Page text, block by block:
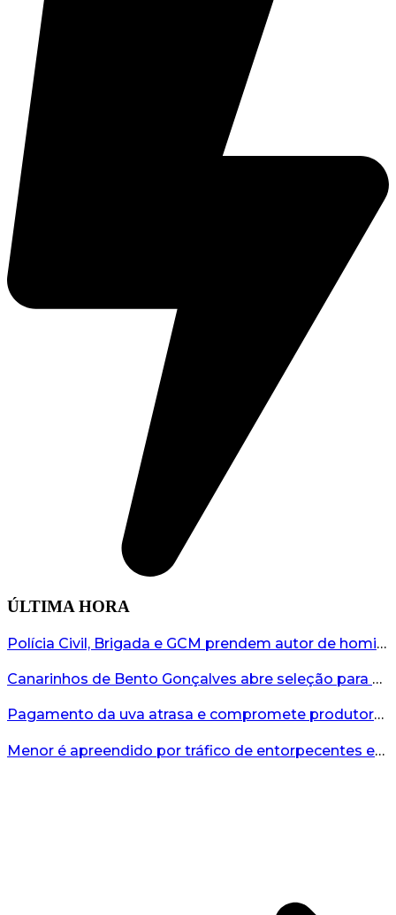
ÚLTIMA HORA
Polícia Civil, Brigada e GCM prendem autor de homicídio em Bento Gonçalves...
Canarinhos de Bento Gonçalves abre seleção para novos integrantes...
Pagamento da uva atrasa e compromete produtores...
Menor é apreendido por tráfico de entorpecentes em Veranópolis...